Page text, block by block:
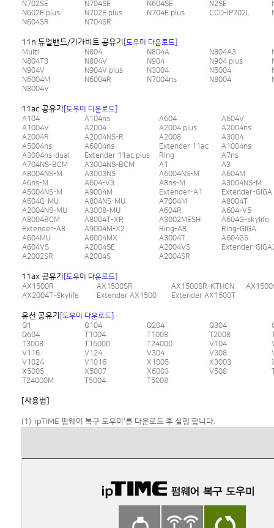
N702SE
N704SE N604SE N2SE
N602E plus
N702E plus N704E plus CCD-IP702L
N604SR
N704SR
11n 듀얼밴드/기가비트 공유기
[도우미 다운로드]
Multi
N804 N804A N804A3
N804T3
N804V N904 N904 plus
N904V
N904V plus N3004 N5004
N6004M
N6004R N7004ns N8004
N8004V
11ac 공유기
[도우미 다운로드]
A104
A104ns A604
A604V
A1004V
A2004 A2004 plus
A2004ns
A2004R
A2004NS-R A2008
A3004
A5004ns
A6004ns Extender 11ac
A1004ns
A3004ns-dual
Extender 11ac plus Ring
A7ns
A704NS-BCM
A3004NS-BCM A1
A3
A8004NS-M
A3003NS A6004NS-M
A604M
A6ns-M
A604-V3 A8ns-M
A3004NS-M
A5004NS-M
A9004M Extender-A1
Extender-GIGA
A604G-MU
A804NS-MU A7004M
A8004T
A2004NS-MU
A3008-MU A604R
A604-V5
A8004BCM
A8004T-XR A3002MESH
A604G-skylife
Extender-A8
A9004M-X2 Ring-A8
Ring-GIGA
A604MU
A6004MX A3004T
A604GS
A604VS
A2004SE A2004VS
Extender-
A2002SR
A2004S A2004SR
11ax 공유기
[도우미 다운로드]
AX1500R
AX1500SR AX1500SR-KTHCN
AX2004T-Skylife
Extender AX1500 Extender AX1500T
유선 공유기
[도우미 다운로드]
Q1
Q104 Q204 Q304
Q604
T1004 T1008 T2008
T3008
T16000 T24000 V104
V116
V124 V304 V308
V1024
V1016 X1005 X3003
X5005
X5007 X6003 V508
T24000M
T5004 T5008
[사용법]
(1) 'ipTIME 펌웨어 복구 도우미'를 다운로드 후 실행 합니다.